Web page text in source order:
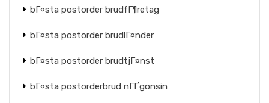
bГ¤sta postorder brudfГ¶retag
bГ¤sta postorder brudlГ¤nder
bГ¤sta postorder brudtjГ¤nst
bГ¤sta postorderbrud nГҐgonsin